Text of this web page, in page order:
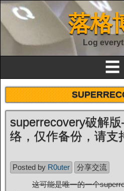
落格
Log
☰
superrecovery破解
络，仅作备份，请支
Posted by R0uter
分享交流
这可能是唯一的一个